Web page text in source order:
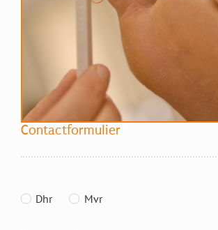
Contactformulier
Dhr Mvr